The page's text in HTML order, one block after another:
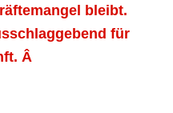
bleibt.
für
Â